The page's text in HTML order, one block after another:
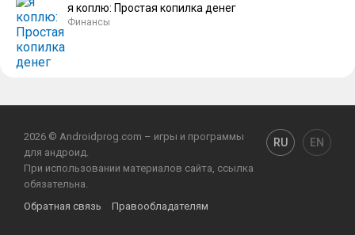
я коплю: Простая копилка денег
Финансы
2026 © Androidprog.com – игры и программы
для андроид.
При использовании материалов сайта, ссылка
обязательна.
Обратная связь
Правообладателям
RU EN